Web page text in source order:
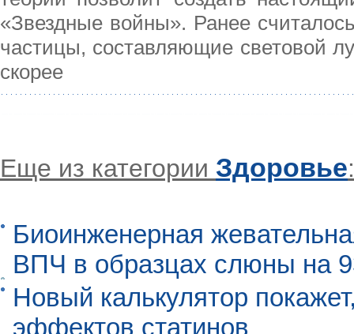
«Звездные войны». Ранее
частицы, составляющие световой
скорее
Еще из категории Здоровье:
Биоинженерная
ВПЧ в образцах слюны на
Новый калькулятор
эффектов статинов